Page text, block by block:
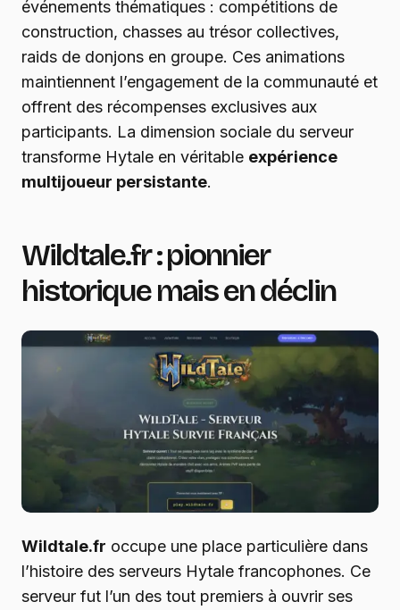
événements thématiques : compétitions de
construction, chasses au trésor collectives,
raids de donjons en groupe. Ces animations
maintiennent l’engagement de la communauté et
offrent des récompenses exclusives aux
participants. La dimension sociale du serveur
transforme Hytale en véritable expérience
multijoueur persistante.
Wildtale.fr : pionnier
historique mais en déclin
Wildtale.fr occupe une place particulière dans
l’histoire des serveurs Hytale francophones. Ce
serveur fut l’un des tout premiers à ouvrir ses